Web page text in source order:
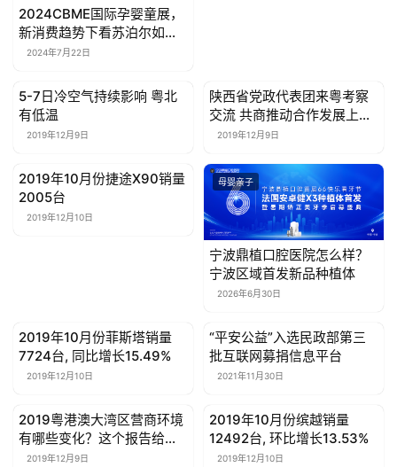
2024CBME国际孕婴童展，
新消费趋势下看苏泊尔如何
发力？
2024年7月22日
母婴亲子
5-7日冷空气持续影响 粤北
有低温
2019年12月9日
母婴亲子
陕西省党政代表团来粤考察
交流 共商推动合作发展上新
水平
2019年12月9日
母婴亲子
2019年10月份捷途X90销量
2005台
2019年12月10日
母婴亲子
宁波鼎植口腔医院怎么样？
宁波区域首发新品种植体
2026年6月30日
母婴亲子
2019年10月份菲斯塔销量
7724台, 同比增长15.49%
2019年12月10日
母婴亲子
“平安公益”入选民政部第三
批互联网募捐信息平台
2021年11月30日
母婴亲子
2019粤港澳大湾区营商环境
有哪些变化？这个报告给出
大数据！
2019年12月9日
母婴亲子
2019年10月份缤越销量
12492台, 环比增长13.53%
2019年12月10日